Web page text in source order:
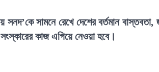
সামনে রেখে দেশের বর্তমান
কাজ এগিয়ে নেওয়া হবে।